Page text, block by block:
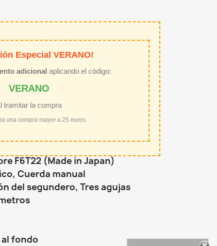
Especial VERANO!
adicional aplicando el código:
VERANO
tramitar la compra
una compra mayor a 25 euros.
F6T22 (Made in Japan)
Cuerda manual
del segundero, Tres agujas
al fondo